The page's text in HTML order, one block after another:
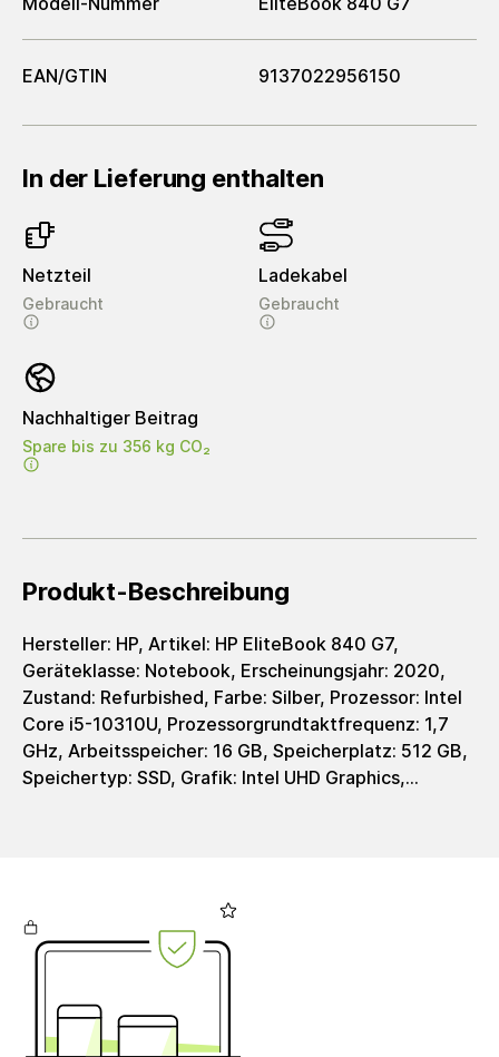
EAN/GTIN 9137022956150
In der Lieferung enthalten
Netzteil
Gebraucht
Ladekabel
Gebraucht
Nachhaltiger Beitrag
Spare bis zu 356 kg CO₂
Produkt-Beschreibung
Hersteller: HP, Artikel: HP EliteBook 840 G7,
Geräteklasse: Notebook, Erscheinungsjahr: 2020,
Zustand: Refurbished, Farbe: Silber, Prozessor: Intel
Core i5-10310U, Prozessorgrundtaktfrequenz: 1,7
GHz, Arbeitsspeicher: 16 GB, Speicherplatz: 512 GB,
Speichertyp: SSD, Grafik: Intel UHD Graphics,
Webcamera: Ja, Tastaturlayout: Deutsch (QWERTZ),
WiFi: Ja, Bluetooth: Ja, Schnittstellen: 1x HDMI 1.4,
2x USB-3.1-Typ-C mit Thunderbolt-Unterstützung,
Kopfhörer/Mikrofon, Betriebssystem: Windows 11
Pro, Gewicht: 1340 g, EAN: 9137022956150,